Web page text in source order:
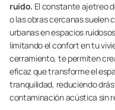
ruido. El constante ajetreo
o las obras cercanas suelen
urbanas en espacios
limitando el confort en tu
cerramiento, te permiten
eficaz que transforme el
tranquilidad, reduciendo
contaminación acústica sin